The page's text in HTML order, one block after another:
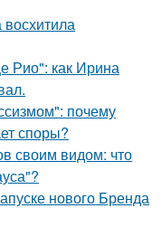
Рио": как Ирина
почему
споры?
своим видом: что
нового Бренда